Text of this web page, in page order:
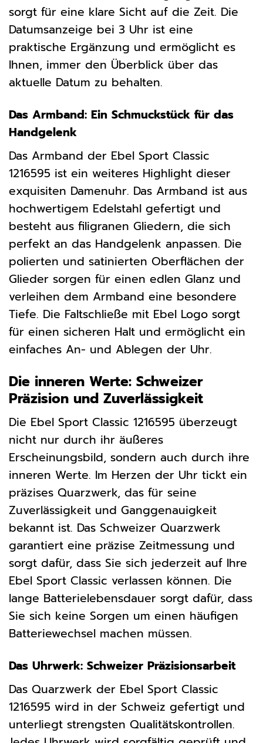
sorgt für eine klare Sicht auf die Zeit. Die
Datumsanzeige bei 3 Uhr ist eine
praktische Ergänzung und ermöglicht es
Ihnen, immer den Überblick über das
aktuelle Datum zu behalten.
Das Armband: Ein Schmuckstück für das
Handgelenk
Das Armband der Ebel Sport Classic
1216595 ist ein weiteres Highlight dieser
exquisiten Damenuhr. Das Armband ist aus
hochwertigem Edelstahl gefertigt und
besteht aus filigranen Gliedern, die sich
perfekt an das Handgelenk anpassen. Die
polierten und satinierten Oberflächen der
Glieder sorgen für einen edlen Glanz und
verleihen dem Armband eine besondere
Tiefe. Die Faltschließe mit Ebel Logo sorgt
für einen sicheren Halt und ermöglicht ein
einfaches An- und Ablegen der Uhr.
Die inneren Werte: Schweizer
Präzision und Zuverlässigkeit
Die Ebel Sport Classic 1216595 überzeugt
nicht nur durch ihr äußeres
Erscheinungsbild, sondern auch durch ihre
inneren Werte. Im Herzen der Uhr tickt ein
präzises Quarzwerk, das für seine
Zuverlässigkeit und Ganggenauigkeit
bekannt ist. Das Schweizer Quarzwerk
garantiert eine präzise Zeitmessung und
sorgt dafür, dass Sie sich jederzeit auf Ihre
Ebel Sport Classic verlassen können. Die
lange Batterielebensdauer sorgt dafür, dass
Sie sich keine Sorgen um einen häufigen
Batteriewechsel machen müssen.
Das Uhrwerk: Schweizer Präzisionsarbeit
Das Quarzwerk der Ebel Sport Classic
1216595 wird in der Schweiz gefertigt und
unterliegt strengsten Qualitätskontrollen.